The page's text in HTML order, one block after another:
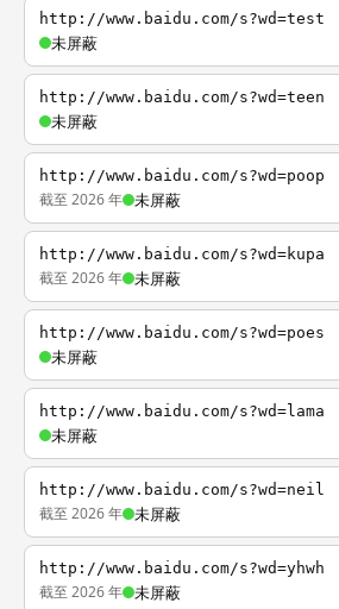
http://www.baidu.com/s?wd=test
未屏蔽
http://www.baidu.com/s?wd=teen
未屏蔽
http://www.baidu.com/s?wd=poop
截至 2026 年 未屏蔽
http://www.baidu.com/s?wd=kupa
截至 2026 年 未屏蔽
http://www.baidu.com/s?wd=poes
未屏蔽
http://www.baidu.com/s?wd=lama
未屏蔽
http://www.baidu.com/s?wd=neil
截至 2026 年 未屏蔽
http://www.baidu.com/s?wd=yhwh
截至 2026 年 未屏蔽